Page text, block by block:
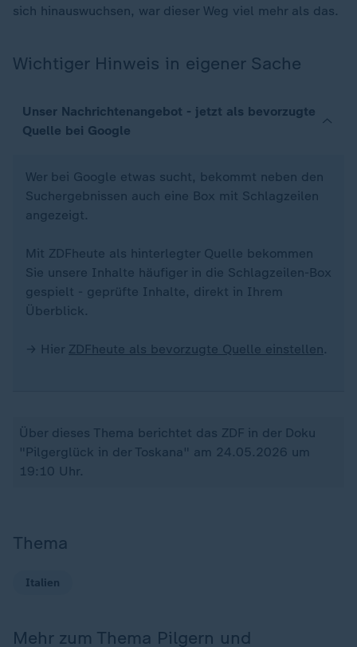
sich hinauswuchsen, war dieser Weg viel mehr als das.
Wichtiger Hinweis in eigener Sache
Unser Nachrichtenangebot - jetzt als bevorzugte
Quelle bei Google
Wer bei Google etwas sucht, bekommt neben den
Suchergebnissen auch eine Box mit Schlagzeilen
angezeigt.
Mit ZDFheute als hinterlegter Quelle bekommen
Sie unsere Inhalte häufiger in die Schlagzeilen-Box
gespielt - geprüfte Inhalte, direkt in Ihrem
Überblick.
→ Hier ZDFheute als bevorzugte Quelle einstellen.
Über dieses Thema berichtet das ZDF in der Doku
"Pilgerglück in der Toskana" am 24.05.2026 um
19:10 Uhr.
Thema
Italien
Mehr zum Thema Pilgern und